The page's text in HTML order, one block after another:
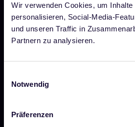
Wir verwenden Cookies, um Inhalte
personalisieren, Social-Media-
und unseren Traffic in
Partnern zu analysieren.
Notwendig
Präferenzen
Über uns
Stellenangebote
Gesponserte &amp; Markeninhalte